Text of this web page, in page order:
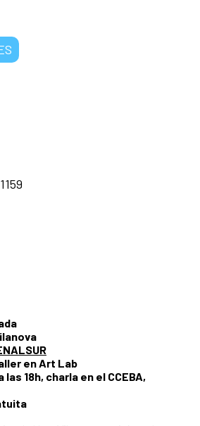
en Art Lab
las 18h, charla en el CCEBA,